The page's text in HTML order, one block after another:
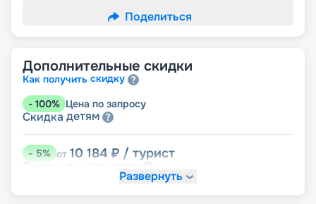
Поделиться
Дополнительные скидки
Как получить скидку
- 100% Цена по запросу
Скидка детям
-5% от 10 184 ₽ / турист
Скидка
Развернуть